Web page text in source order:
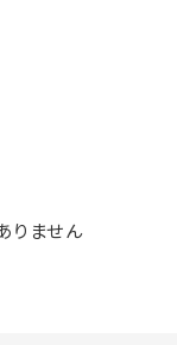
りません